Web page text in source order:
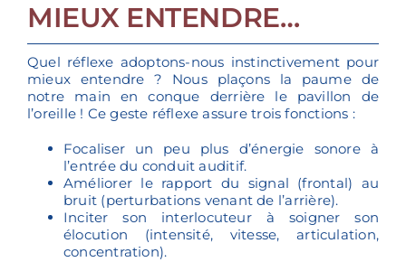
MIEUX ENTENDRE…
Quel réflexe adoptons-nous instinctivement pour
mieux entendre ? Nous plaçons la paume de
notre main en conque derrière le pavillon de
l’oreille ! Ce geste réflexe assure trois fonctions :
Focaliser un peu plus d’énergie sonore à
l’entrée du conduit auditif.
Améliorer le rapport du signal (frontal) au
bruit (perturbations venant de l’arrière).
Inciter son interlocuteur à soigner son
élocution (intensité, vitesse, articulation,
concentration).